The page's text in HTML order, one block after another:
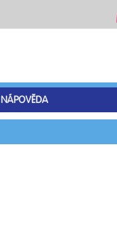
NÁPOVĚDA